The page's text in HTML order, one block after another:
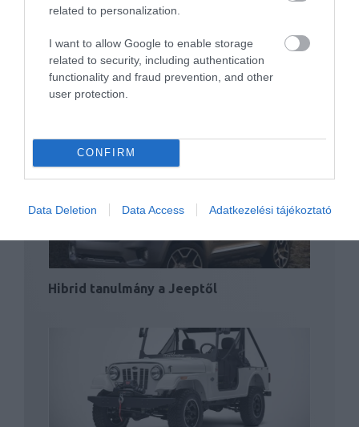
related to personalization.
I want to allow Google to enable storage
related to security, including authentication
functionality and fraud prevention, and other
user protection.
CONFIRM
Data Deletion Data Access Adatkezelési tájékoztató
Hibrid tanulmány a Jeeptől